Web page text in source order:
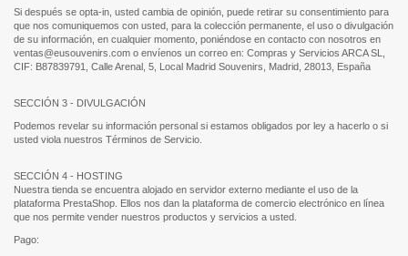
Si después se opta-in, usted cambia de opinión, puede retirar su consentimiento para
que nos comuniquemos con usted, para la colección permanente, el uso o divulgación
de su información, en cualquier momento, poniéndose en contacto con nosotros en
ventas@eusouvenirs.com o envíenos un correo en: Compras y Servicios ARCA SL,
CIF: B87839791, Calle Arenal, 5, Local Madrid Souvenirs, Madrid, 28013, España
SECCIÓN 3 - DIVULGACIÓN
Podemos revelar su información personal si estamos obligados por ley a hacerlo o si
usted viola nuestros Términos de Servicio.
SECCIÓN 4 - HOSTING
Nuestra tienda se encuentra alojado en servidor externo mediante el uso de la
plataforma PrestaShop. Ellos nos dan la plataforma de comercio electrónico en línea
que nos permite vender nuestros productos y servicios a usted.
Pago: